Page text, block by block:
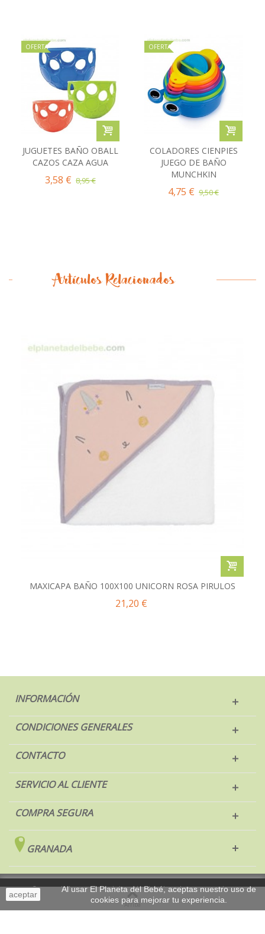
OFERTA
JUGUETES BAÑO OBALL
CAZOS CAZA AGUA
3,58 € 8,95 €
OFERTA
COLADORES CIENPIES
JUEGO DE BAÑO
MUNCHKIN
4,75 € 9,50 €
Artículos Relacionados
MAXICAPA BAÑO 100X100 UNICORN ROSA PIRULOS
21,20 €
INFORMACIÓN
CONDICIONES GENERALES
CONTACTO
SERVICIO AL CLIENTE
COMPRA SEGURA
GRANADA
aceptar
Al usar El Planeta del Bebé, aceptas nuestro uso de
cookies para mejorar tu experiencia.
© 2017 El Planeta del Bebé. Todos los derechos reservados.
Sobremesa
Arriba